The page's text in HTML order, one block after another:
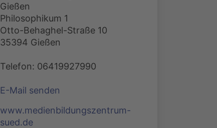
Gießen
Philosophikum 1
Otto-Behaghel-Straße 10
35394 Gießen
Telefon: 06419927990
E-Mail senden
www.medienbildungszentrum-
sued.de